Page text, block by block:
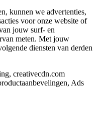
kunnen we advertenties,
voor onze website of
jouw surf- en
meten. Met jouw
diensten van derden
creativecdn.com
Ads